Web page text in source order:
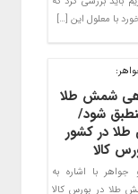
با معلول این […]
شمش طلا
شود/
طلا در کشور
کالا
با اشاره به
طلا در بورس کالا